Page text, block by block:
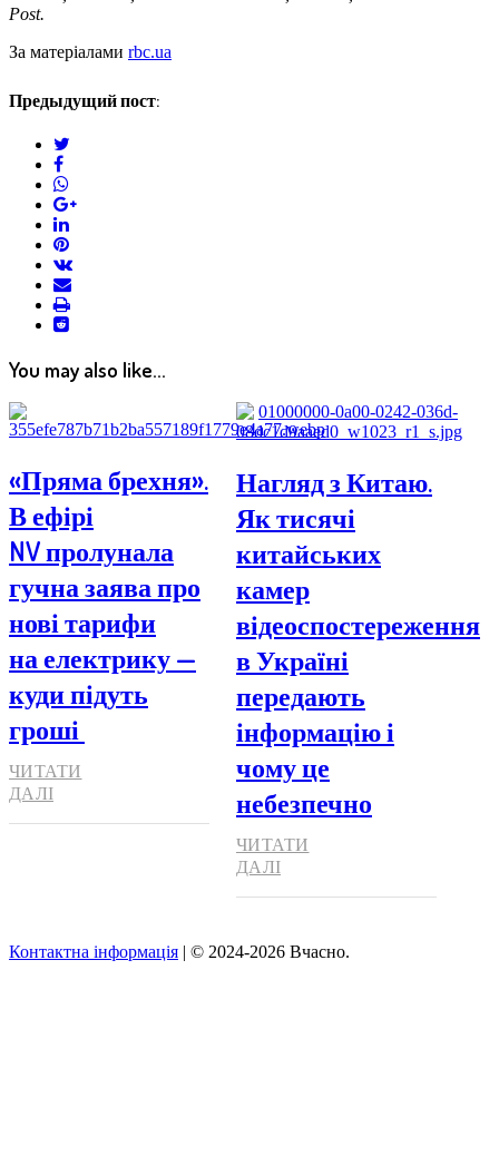
Post.
За матеріалами rbc.ua
Предыдущий пост:
facebook
google+
linkedin
pinterest
vkontakte
email
print
reddit
reddit
You may also like...
«Пряма брехня».
В ефірі
NV пролунала
гучна заява про
нові тарифи
на електрику —
куди підуть
гроші
ЧИТАТИ
ДАЛІ
Нагляд з Китаю.
Як тисячі
китайських
камер
відеоспостереження
в Україні
передають
інформацію і
чому це
небезпечно
ЧИТАТИ
ДАЛІ
Контактна інформація | © 2024-2026 Вчасно.